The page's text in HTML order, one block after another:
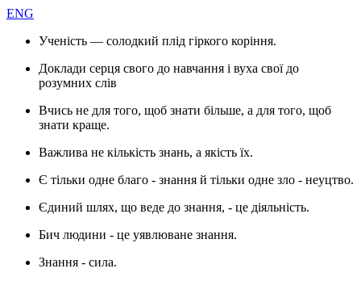
ENG
Ученість — солодкий плід гіркого коріння.
Доклади серця свого до навчання і вуха свої до
розумних слів
Вчись не для того, щоб знати більше, а для того, щоб
знати краще.
Важлива не кількість знань, а якість їх.
Є тільки одне благо - знання й тільки одне зло - неуцтво.
Єдиний шлях, що веде до знання, - це діяльність.
Бич людини - це уявлюване знання.
Знання - сила.